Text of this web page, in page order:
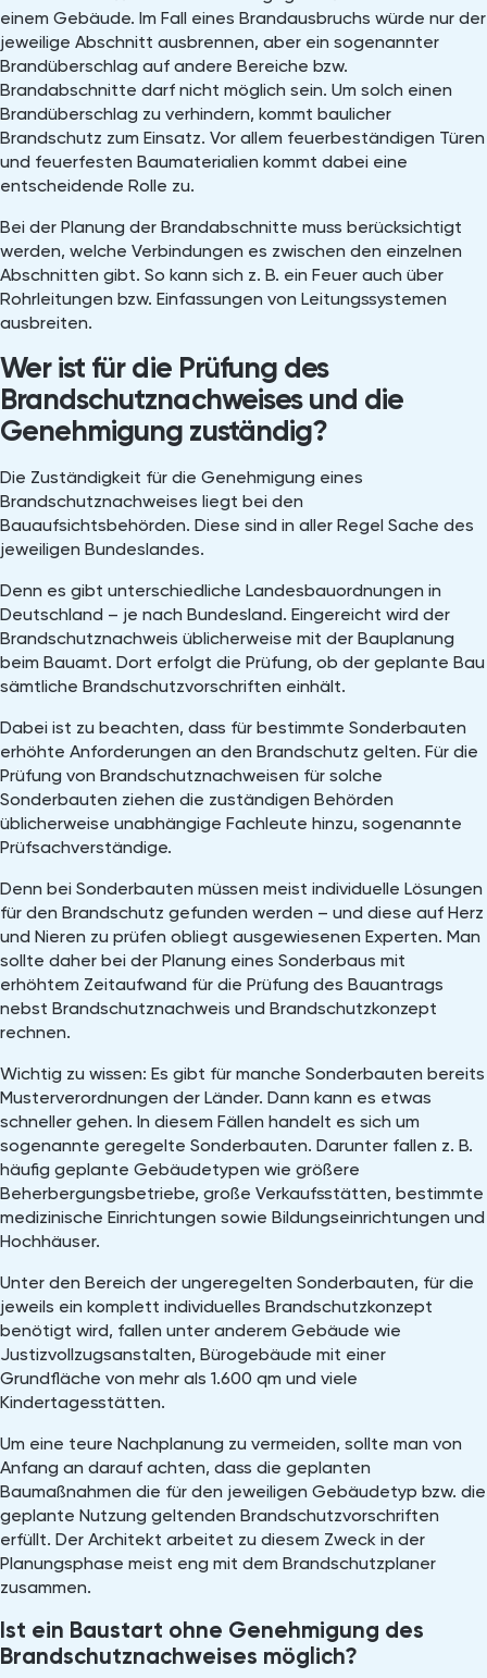
einem Gebäude. Im Fall eines Brandausbruchs würde nur der
jeweilige Abschnitt ausbrennen, aber ein sogenannter
Brandüberschlag auf andere Bereiche bzw.
Brandabschnitte darf nicht möglich sein. Um solch einen
Brandüberschlag zu verhindern, kommt baulicher
Brandschutz zum Einsatz. Vor allem feuerbeständigen Türen
und feuerfesten Baumaterialien kommt dabei eine
entscheidende Rolle zu.
Bei der Planung der Brandabschnitte muss berücksichtigt
werden, welche Verbindungen es zwischen den einzelnen
Abschnitten gibt. So kann sich z. B. ein Feuer auch über
Rohrleitungen bzw. Einfassungen von Leitungssystemen
ausbreiten.
Wer ist für die Prüfung des
Brandschutznachweises und die
Genehmigung zuständig?
Die Zuständigkeit für die Genehmigung eines
Brandschutznachweises liegt bei den
Bauaufsichtsbehörden. Diese sind in aller Regel Sache des
jeweiligen Bundeslandes.
Denn es gibt unterschiedliche Landesbauordnungen in
Deutschland – je nach Bundesland. Eingereicht wird der
Brandschutznachweis üblicherweise mit der Bauplanung
beim Bauamt. Dort erfolgt die Prüfung, ob der geplante Bau
sämtliche Brandschutzvorschriften einhält.
Dabei ist zu beachten, dass für bestimmte Sonderbauten
erhöhte Anforderungen an den Brandschutz gelten. Für die
Prüfung von Brandschutznachweisen für solche
Sonderbauten ziehen die zuständigen Behörden
üblicherweise unabhängige Fachleute hinzu, sogenannte
Prüfsachverständige.
Denn bei Sonderbauten müssen meist individuelle Lösungen
für den Brandschutz gefunden werden – und diese auf Herz
und Nieren zu prüfen obliegt ausgewiesenen Experten. Man
sollte daher bei der Planung eines Sonderbaus mit
erhöhtem Zeitaufwand für die Prüfung des Bauantrags
nebst Brandschutznachweis und Brandschutzkonzept
rechnen.
Wichtig zu wissen: Es gibt für manche Sonderbauten bereits
Musterverordnungen der Länder. Dann kann es etwas
schneller gehen. In diesem Fällen handelt es sich um
sogenannte geregelte Sonderbauten. Darunter fallen z. B.
häufig geplante Gebäudetypen wie größere
Beherbergungsbetriebe, große Verkaufsstätten, bestimmte
medizinische Einrichtungen sowie Bildungseinrichtungen und
Hochhäuser.
Unter den Bereich der ungeregelten Sonderbauten, für die
jeweils ein komplett individuelles Brandschutzkonzept
benötigt wird, fallen unter anderem Gebäude wie
Justizvollzugsanstalten, Bürogebäude mit einer
Grundfläche von mehr als 1.600 qm und viele
Kindertagesstätten.
Um eine teure Nachplanung zu vermeiden, sollte man von
Anfang an darauf achten, dass die geplanten
Baumaßnahmen die für den jeweiligen Gebäudetyp bzw. die
geplante Nutzung geltenden Brandschutzvorschriften
erfüllt. Der Architekt arbeitet zu diesem Zweck in der
Planungsphase meist eng mit dem Brandschutzplaner
zusammen.
Ist ein Baustart ohne Genehmigung des
Brandschutznachweises möglich?